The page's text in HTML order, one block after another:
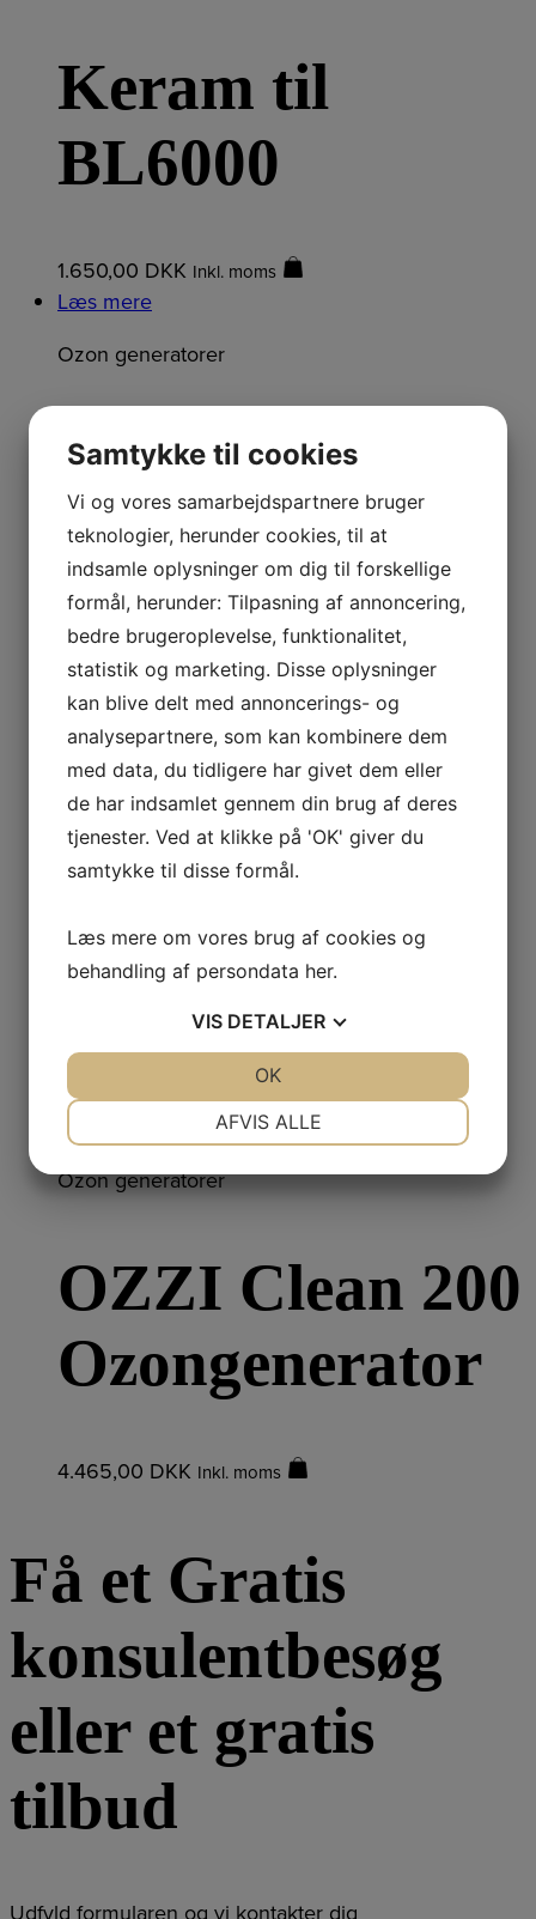
Keram til
BL6000
1.650,00 DKK Inkl. moms
Læs mere
Ozon generatorer
Keram til
BL3000
850,00DKK Inkl. moms
Læs mere
Ozon generatorer
OZZI Clean
8000
Ozongenerator
13.250,00DKK Inkl. moms
Læs mere
Ozon generatorer
OZZI Clean 200
Ozongenerator
4.465,00 DKK Inkl. moms
Få et Gratis
konsulentbesøg
eller et gratis
tilbud
Samtykke til cookies
Vi og vores samarbejdspartnere bruger
teknologier, herunder cookies, til at
indsamle oplysninger om dig til forskellige
formål, herunder: Tilpasning af annoncering,
bedre brugeroplevelse, funktionalitet,
statistik og marketing. Disse oplysninger
kan blive delt med annoncerings- og
analysepartnere, som kan kombinere dem
med data, du tidligere har givet dem eller
de har indsamlet gennem din brug af deres
tjenester. Ved at klikke på 'OK' giver du
samtykke til disse formål.
Læs mere om vores brug af cookies og
behandling af persondata her.
VIS DETALJER
AFVIS ALLE
OK